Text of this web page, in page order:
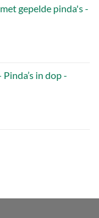
gepelde pinda's -
in dop -